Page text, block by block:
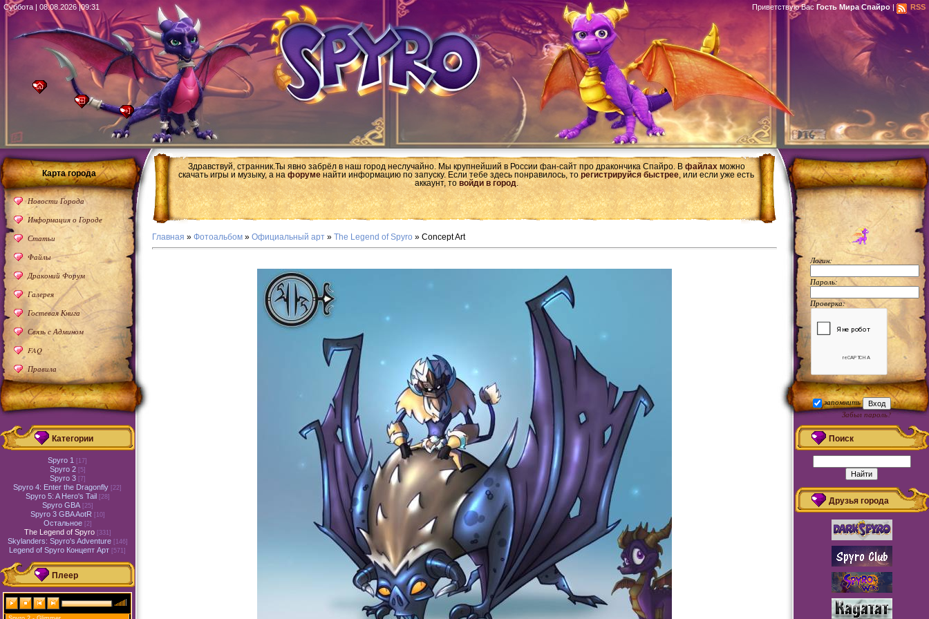
Суббота | 08.08.2026 |09:31 Приветствую Вас Гость Мира Спайро | RSS
Здравствуй, странник.Ты явно забрёл в наш город неслучайно. Мы крупнейший в России фан-сайт про дракончика Спайро. В файлахможно
скачать игры и музыку, а на форуме найти информацию по запуску. Если тебе здесь понравилось, торегистрируйся быстрее, или если уже есть
аккаунт, то войди в город.
Главная » Фотоальбом » Официальный арт » The Legend of Spyro » Concept Art
Карта города
Новости Города
Информация о Городе
Статьи
Файлы
Драконий Форум
Галерея
Гостевая Книга
Связь с Админом
FAQ
Правила
Категории
Spyro 1 [17]
Spyro 2 [5]
Spyro 3 [7]
Spyro 4: Enter the Dragonfly [22]
Spyro 5: A Hero's Tail [28]
Spyro GBA [25]
Spyro 3 GBA AotR [10]
Остальное [2]
The Legend of Spyro [331]
Skylanders: Spyro's Adventure [146]
Legend of Spyro Концепт Арт [571]
Плеер
Логин:
Пароль:
Проверка:
запомнить
Забыл пароль?
Регистрация
Поиск
Друзья города